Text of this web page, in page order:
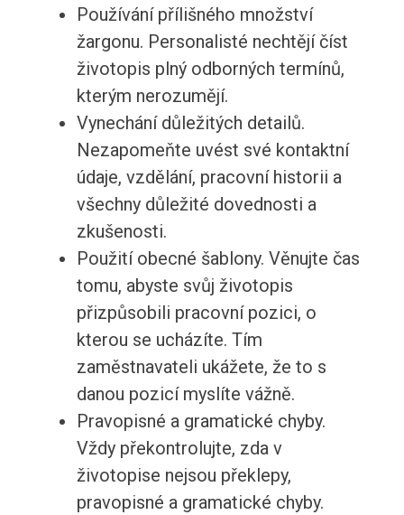
Používání přílišného množství
žargonu. Personalisté nechtějí číst
životopis plný odborných termínů,
kterým nerozumějí.
Vynechání důležitých detailů.
Nezapomeňte uvést své kontaktní
údaje, vzdělání, pracovní historii a
všechny důležité dovednosti a
zkušenosti.
Použití obecné šablony. Věnujte čas
tomu, abyste svůj životopis
přizpůsobili pracovní pozici, o
kterou se ucházíte. Tím
zaměstnavateli ukážete, že to s
danou pozicí myslíte vážně.
Pravopisné a gramatické chyby.
Vždy překontrolujte, zda v
životopise nejsou překlepy,
pravopisné a gramatické chyby.